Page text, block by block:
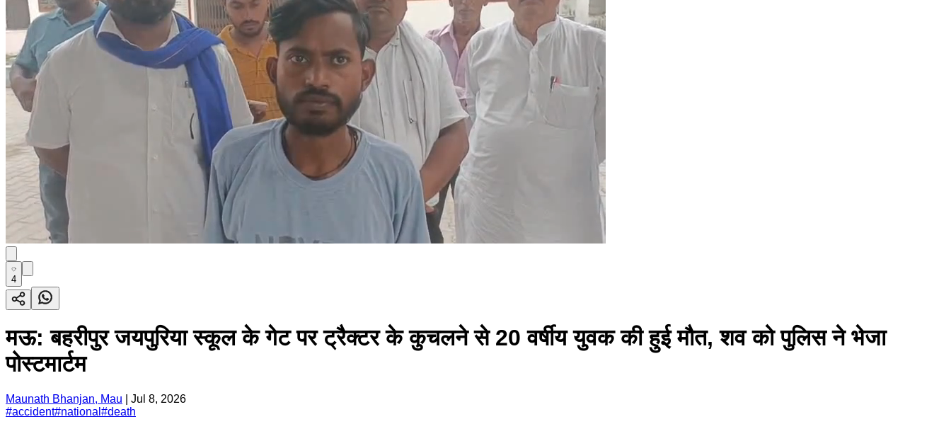
4
मऊ: बहरीपुर जयपुरिया स्कूल के गेट पर ट्रैक्टर के कुचलने से 20 वर्षीय युवक की हुई मौत, शव को पुलिस ने भेजा
पोस्टमार्टम
Maunath Bhanjan, Mau
Jul 8, 2026
#accident#national #death